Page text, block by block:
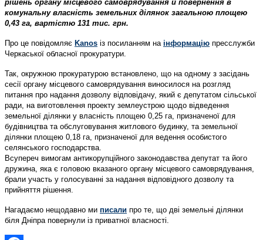
рішень органу місцевого самоврядування й повернення в
комунальну власність земельних ділянок загальною площею
0,43 га, вартістю 131 тис. грн.
Про це повідомляє Kanos із посиланням на інформацію пресслужби
Черкаської обласної прокуратури.
Так, окружною прокуратурою встановлено, що на одному з засідань
сесії органу місцевого самоврядування виносилося на розгляд
питання про надання дозволу відповідачу, який є депутатом сільської
ради, на виготовлення проекту землеустрою щодо відведення
земельної ділянки у власність площею 0,25 га, призначеної для
будівництва та обслуговування житлового будинку, та земельної
ділянки площею 0,18 га, призначеної для ведення особистого
селянського господарства.
Всупереч вимогам антикорупційного законодавства депутат та його
дружина, яка є головою вказаного органу місцевого самоврядування,
брали участь у голосуванні за надання відповідного дозволу та
прийняття рішення.
Нагадаємо нещодавно ми писали про те, що дві земельні ділянки
біля Дніпра повернули із приватної власності.